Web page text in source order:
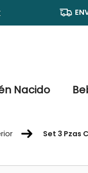
Nacido
Set 3 Pzas
1
4.